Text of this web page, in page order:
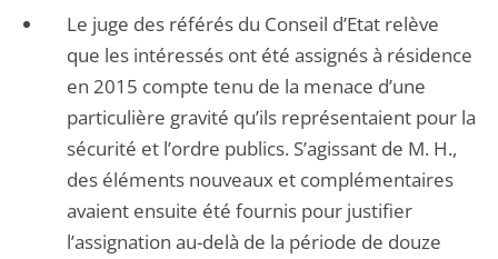
Le juge des référés du Conseil d’Etat relève
que les intéressés ont été assignés à résidence
en 2015 compte tenu de la menace d’une
particulière gravité qu’ils représentaient pour la
sécurité et l’ordre publics. S’agissant de M. H.,
des éléments nouveaux et complémentaires
avaient ensuite été fournis pour justifier
l’assignation au-delà de la période de douze